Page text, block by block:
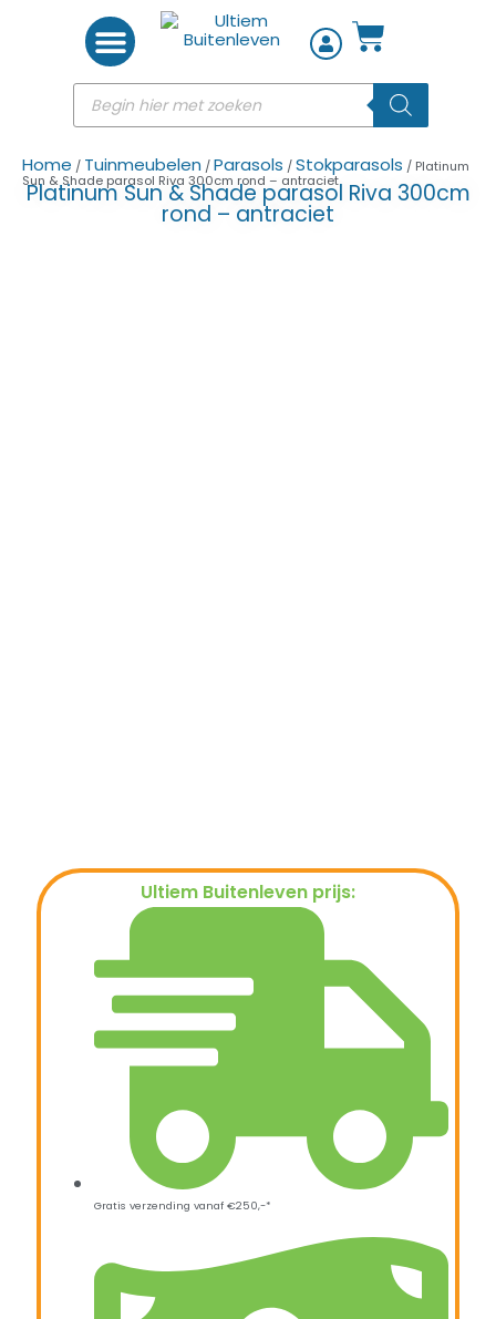
Home / Tuinmeubelen /Parasols /Stokparasols / Platinum
Sun & Shade parasol Riva 300cm rond – antraciet
Platinum Sun & Shade parasol Riva 300cm
rond – antraciet
Ultiem Buitenleven prijs:
Gratis verzending vanaf €250,-*